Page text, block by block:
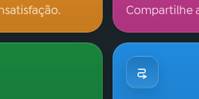
Compartilhe